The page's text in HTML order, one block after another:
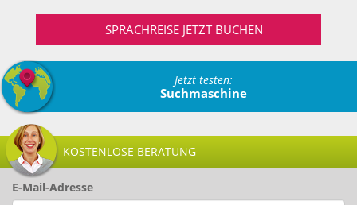
SPRACHREISE JETZT BUCHEN
Jetzt testen:
Suchmaschine
KOSTENLOSE BERATUNG
E-Mail-Adresse